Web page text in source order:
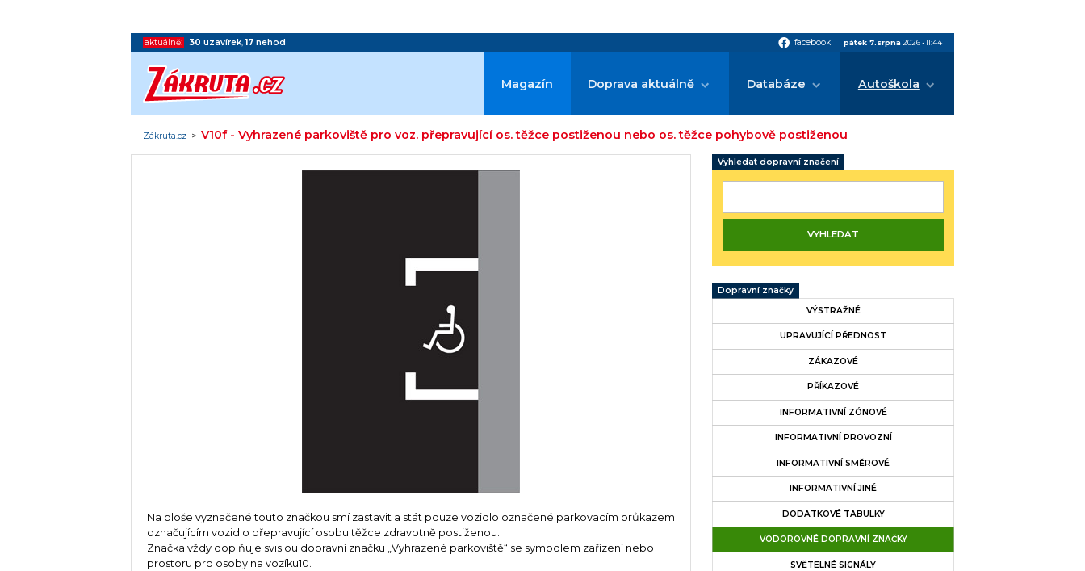
aktuálně: 30 uzavírek,17 nehod facebook facebook pátek 7.srpna 2026•11:44
Magazín Doprava aktuálně Databáze Autoškola
Zákruta.cz >V10f - Vyhrazené parkoviště pro voz. přepravující os. těžce postiženou nebo os. těžce pohybově postiženou
Na ploše vyznačené touto značkou smí zastavit a stát pouze vozidlo označené parkovacím průkazem
označujícím vozidlo přepravující osobu těžce zdravotně postiženou.
Značka vždy doplňuje svislou dopravní značku „Vyhrazené parkoviště“ se symbolem zařízení nebo
prostoru pro osoby na vozíku10.
Vyhledat dopravní značení
Dopravní značky
VÝSTRAŽNÉ
UPRAVUJÍCÍ PŘEDNOST
ZÁKAZOVÉ
PŘÍKAZOVÉ
INFORMATIVNÍ ZÓNOVÉ
INFORMATIVNÍ PROVOZNÍ
INFORMATIVNÍ SMĚROVÉ
INFORMATIVNÍ JINÉ
DODATKOVÉ TABULKY
VODOROVNÉ DOPRAVNÍ ZNAČKY
SVĚTELNÉ SIGNÁLY